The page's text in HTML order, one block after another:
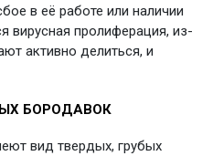
в её работе или наличии
вирусная пролиферация, из-
активно делиться, и
БОРОДАВОК
вид твердых, грубых